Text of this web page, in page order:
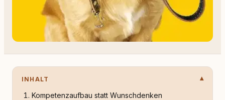
INHALT
Kompetenzaufbau statt Wunschdenken